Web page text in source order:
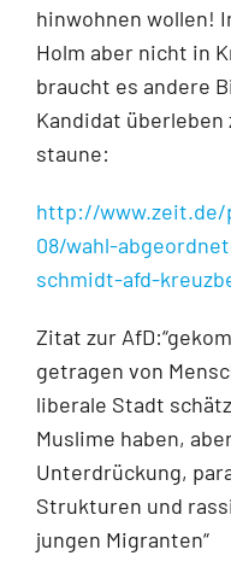
hinwohnen wollen!
Holm aber nicht in
braucht es andere
Kandidat überleben
staune:
http://www.zeit.de/
08/wahl-
schmidt-afd-
Zitat zur
getragen von
liberale Stadt
Muslime haben,
Unterdrückung,
Strukturen und
jungen Migranten“